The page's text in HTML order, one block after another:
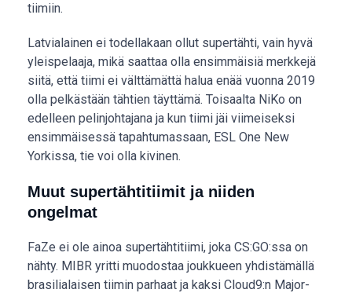
tiimiin.
Latvialainen ei todellakaan ollut supertähti, vain hyvä
yleispelaaja, mikä saattaa olla ensimmäisiä merkkejä
siitä, että tiimi ei välttämättä halua enää vuonna 2019
olla pelkästään tähtien täyttämä. Toisaalta NiKo on
edelleen pelinjohtajana ja kun tiimi jäi viimeiseksi
ensimmäisessä tapahtumassaan, ESL One New
Yorkissa, tie voi olla kivinen.
Muut supertähtitiimit ja niiden
ongelmat
FaZe ei ole ainoa supertähtitiimi, joka CS:GO:ssa on
nähty. MIBR yritti muodostaa joukkueen yhdistämällä
brasilialaisen tiimin parhaat ja kaksi Cloud9:n Major-